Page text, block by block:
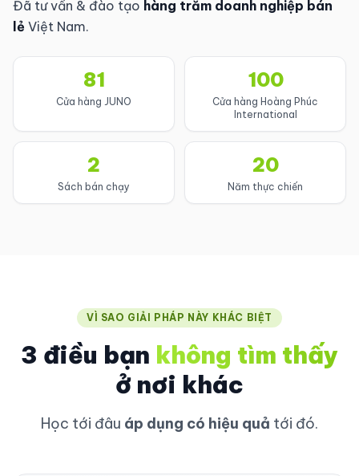
Đã tư vấn & đào tạo hàng trăm doanh nghiệp bán
lẻ Việt Nam.
81
Cửa hàng JUNO
100
Cửa hàng Hoàng Phúc
International
2
Sách bán chạy
20
Năm thực chiến
VÌ SAO GIẢI PHÁP NÀY KHÁC BIỆT
3 điều bạn không tìm thấy
ở nơi khác
Học tới đâu áp dụng có hiệu quả tới đó.